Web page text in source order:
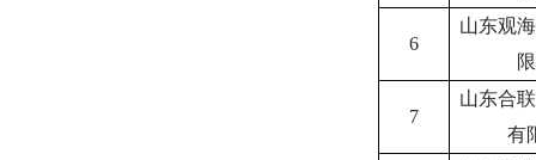
6
山东观
7
山东合
有